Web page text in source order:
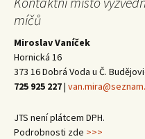
míčů
Miroslav Vaníček
Hornická 16
373 16 Dobrá Voda u Č.
725 925 227|
JTS není plátcem DPH.
Podrobnosti zde >>>